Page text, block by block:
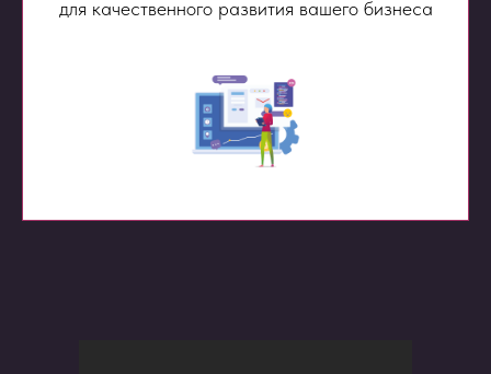
для качественного развития вашего бизнеса